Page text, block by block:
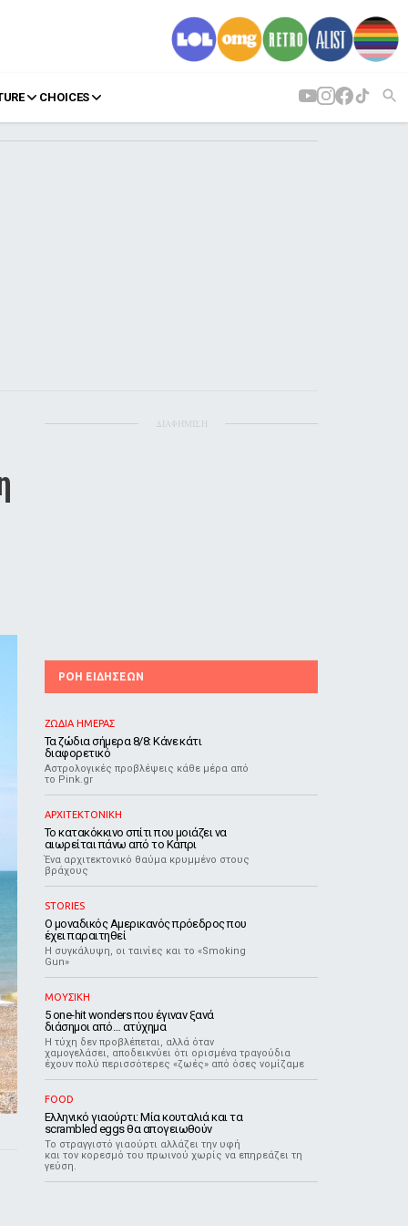
CHOICES
ΔΙΑΦΗΜΙΣΗ
ΡΟΗ ΕΙΔΗΣΕΩΝ
ΖΩΔΙΑ ΗΜΕΡΑΣ
Τα ζώδια σήμερα 8/8: Κάνε κάτι
διαφορετικό
Αστρολογικές προβλέψεις κάθε μέρα από
το Pink.gr
ΑΡΧΙΤΕΚΤΟΝΙΚΗ
Το κατακόκκινο σπίτι που μοιάζει να
αιωρείται πάνω από το Κάπρι
Ένα αρχιτεκτονικό θαύμα κρυμμένο στους
βράχους
STORIES
Ο μοναδικός Αμερικανός πρόεδρος που
έχει παραιτηθεί
Η συγκάλυψη, οι ταινίες και το «Smoking
Gun»
ΜΟΥΣΙΚΗ
5 one-hit wonders που έγιναν ξανά
διάσημοι από… ατύχημα
Η τύχη δεν προβλέπεται, αλλά όταν
χαμογελάσει, αποδεικνύει ότι ορισμένα τραγούδια
έχουν πολύ περισσότερες «ζωές» από όσες νομίζαμε
FOOD
Ελληνικό γιαούρτι: Μία κουταλιά και τα
scrambled eggs θα απογειωθούν
Το στραγγιστό γιαούρτι αλλάζει την υφή
και τον κορεσμό του πρωινού χωρίς να επηρεάζει τη
γεύση.